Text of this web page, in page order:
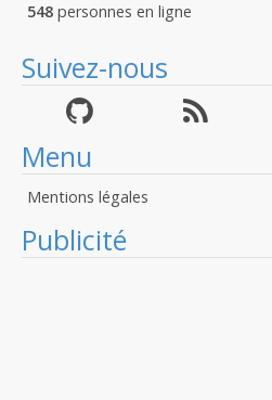
548 personnes en ligne
Suivez-nous
Menu
Mentions légales
Publicité